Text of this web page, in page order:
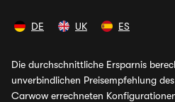
DE UK ES
Die durchschnittliche Ersparnis
unverbindlichen Preisempfehlung
Carwow errechneten